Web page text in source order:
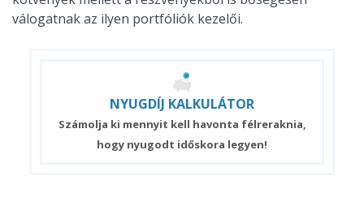
válogatnak az ilyen portfóliók kezelői.
NYUGDÍJ KALKULÁTOR
Számolja ki mennyit kell havonta félreraknia,
hogy nyugodt időskora legyen!